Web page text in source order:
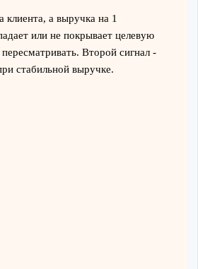
клиента, а выручка на 1
или не покрывает целевую
Второй сигнал -
стабильной выручке.